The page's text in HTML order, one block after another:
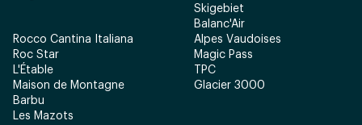
Skigebiet
Balanc'Air
Rocco Cantina Italiana
Roc Star
L'Étable
Maison de Montagne
Barbu
Les Mazots
Alpes Vaudoises
Magic Pass
TPC
Glacier 3000